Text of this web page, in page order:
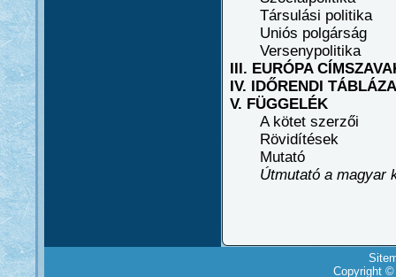
Társulási politika
Uniós polgárság
Versenypolitika
III. EURÓPA
IV. IDŐRENDI
V. FÜGGELÉK
A kötet szerzői
Rövidítések
Mutató
Útmutató a magyar
Copyright ©